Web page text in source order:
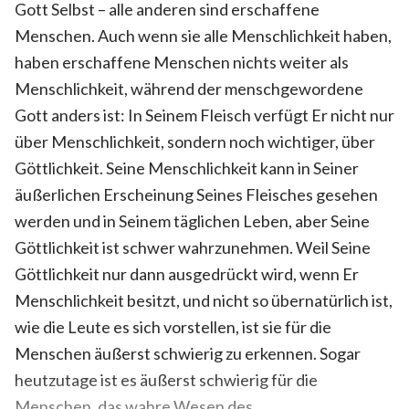
Gott Selbst – alle anderen sind erschaffene
Menschen. Auch wenn sie alle Menschlichkeit haben,
haben erschaffene Menschen nichts weiter als
Menschlichkeit, während der menschgewordene
Gott anders ist: In Seinem Fleisch verfügt Er nicht nur
über Menschlichkeit, sondern noch wichtiger, über
Göttlichkeit. Seine Menschlichkeit kann in Seiner
äußerlichen Erscheinung Seines Fleisches gesehen
werden und in Seinem täglichen Leben, aber Seine
Göttlichkeit ist schwer wahrzunehmen. Weil Seine
Göttlichkeit nur dann ausgedrückt wird, wenn Er
Menschlichkeit besitzt, und nicht so übernatürlich ist,
wie die Leute es sich vorstellen, ist sie für die
Menschen äußerst schwierig zu erkennen. Sogar
heutzutage ist es äußerst schwierig für die